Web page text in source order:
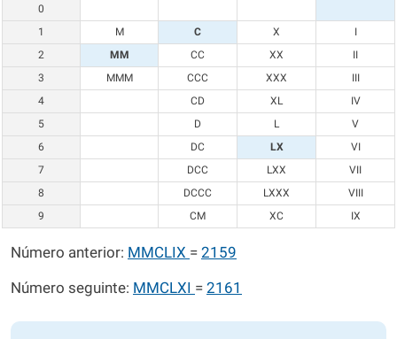
0
1
M C X
I
2
MM CC XX
II
3
MMM CCC XXX
III
4
CD XL
IV
5
D L
V
6
DC LX
VI
7
DCC LXX
VII
8
DCCC LXXX
VIII
9
CM XC IX
Número anterior: MMCLIX = 2159
Número seguinte: MMCLXI = 2161